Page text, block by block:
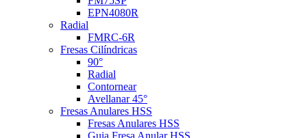
EPN4080R
Radial
FMRC-6R
Fresas Cilíndricas
90°
Radial
Contornear
Avellanar 45°
Fresas Anulares HSS
Fresas Anulares HSS
Guia Fresa Anular HSS